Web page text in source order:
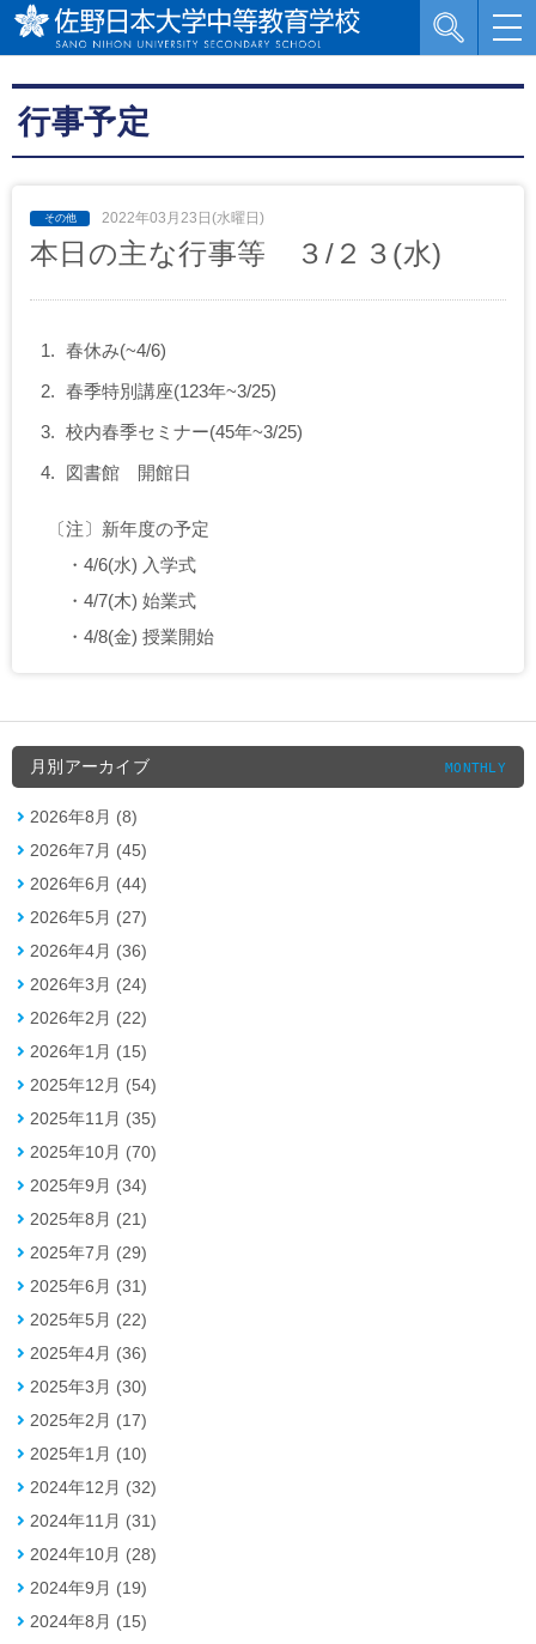
行事予定
2022年03月23日(水曜日)
本日の主な行事等 ３/２３(水)
春休み(~4/6)
春季特別講座(123年~3/25)
校内春季セミナー(45年~3/25)
図書館 開館日
〔注〕新年度の予定
・4/6(水) 入学式
・4/7(木) 始業式
・4/8(金) 授業開始
月別アーカイブ MONTHLY
2026年8月 (8)
2026年7月 (45)
2026年6月 (44)
2026年5月 (27)
2026年4月 (36)
2026年3月 (24)
2026年2月 (22)
2026年1月 (15)
2025年12月 (54)
2025年11月 (35)
2025年10月 (70)
2025年9月 (34)
2025年8月 (21)
2025年7月 (29)
2025年6月 (31)
2025年5月 (22)
2025年4月 (36)
2025年3月 (30)
2025年2月 (17)
2025年1月 (10)
2024年12月 (32)
2024年11月 (31)
2024年10月 (28)
2024年9月 (19)
2024年8月 (15)